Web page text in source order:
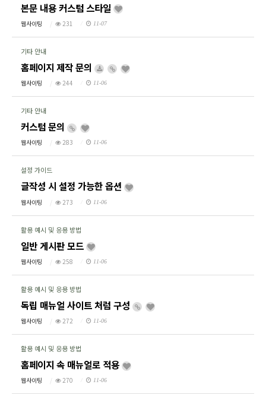
본문 내용 커스텀 스타일
웹사이팅 231 11-07
기타 안내
홈페이지 제작 문의
웹사이팅 244 11-06
기타 안내
커스텀 문의
웹사이팅 283 11-06
설정 가이드
글작성 시 설정 가능한 옵션
웹사이팅 273 11-06
활용 예시 및 응용 방법
일반 게시판 모드
웹사이팅 258 11-06
활용 예시 및 응용 방법
독립 매뉴얼 사이트 처럼 구성
웹사이팅 272 11-06
활용 예시 및 응용 방법
홈페이지 속 매뉴얼로 적용
웹사이팅 270 11-06
콘텐츠를 준비하고 있습니다.